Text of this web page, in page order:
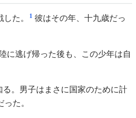
た。 1 彼はその年、十九歳だっ
に逃げ帰った後も、この少年は自
。男子はまさに国家のために計
た。